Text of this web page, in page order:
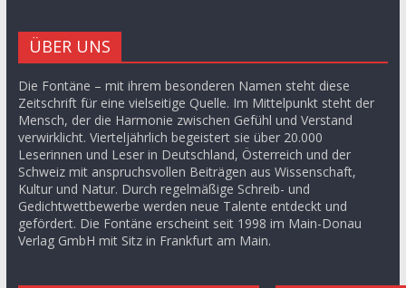
ÜBER UNS
Die Fontäne – mit ihrem besonderen Namen steht diese
Zeitschrift für eine vielseitige Quelle. Im Mittelpunkt steht der
Mensch, der die Harmonie zwischen Gefühl und Verstand
verwirklicht. Vierteljährlich begeistert sie über 20.000
Leserinnen und Leser in Deutschland, Österreich und der
Schweiz mit anspruchsvollen Beiträgen aus Wissenschaft,
Kultur und Natur. Durch regelmäßige Schreib- und
Gedichtwettbewerbe werden neue Talente entdeckt und
gefördert. Die Fontäne erscheint seit 1998 im Main-Donau
Verlag GmbH mit Sitz in Frankfurt am Main.